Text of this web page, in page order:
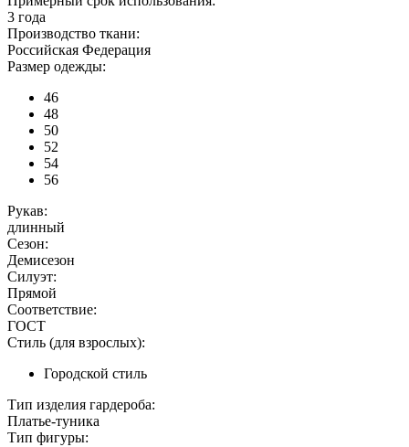
3 года
Производство ткани:
Российская Федерация
Размер одежды:
46
48
50
52
54
56
Рукав:
длинный
Сезон:
Демисезон
Силуэт:
Прямой
Соответствие:
ГОСТ
Стиль (для взрослых):
Городской стиль
Тип изделия гардероба:
Платье-туника
Тип фигуры: